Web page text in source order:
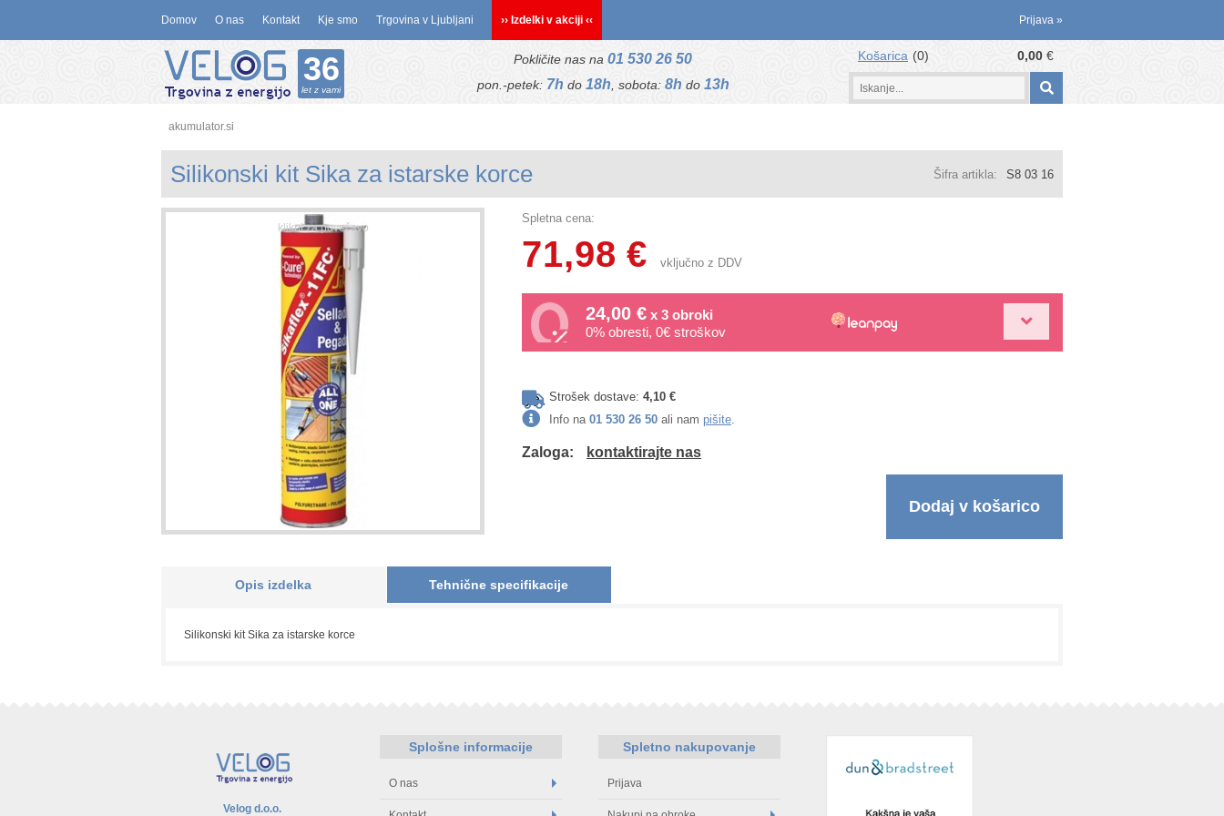
Domov O nas Kontakt Kje smo Trgovina v Ljubljani ›› Izdelki v akciji ‹‹ Prijava »
Košarica 0 0,00 €
36
let z vami
Pokličite nas na 01 530 26 50
pon.-petek: 7h do 18h , sobota: 8h do 13h
akumulator.si
Silikonski kit Sika za istarske korce
Spletna cena:
71,98 € vključno z DDV
24,00 € x 3 obroki
0% obresti, 0€ stroškov
Šifra artikla: S8 03 16
Strošek dostave: 4,10 €
Info na 01 530 26 50 ali nam pišite.
Zaloga: kontaktirajte nas
Dodaj v košarico
Opis izdelka Tehnične specifikacije
Silikonski kit Sika za istarske korce
Velog d.o.o.
Splošne informacije
O nas
Spletno nakupovanje
Prijava